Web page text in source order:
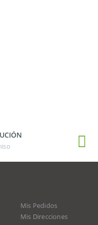
Mis Pedidos
Mis Direcciones